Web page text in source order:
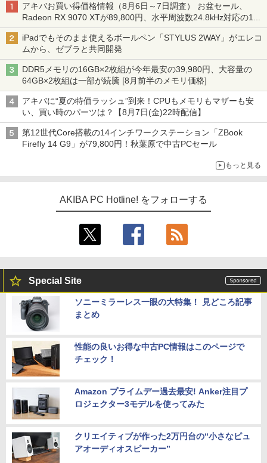
アキバお買い得価格情報（8月6日～7日調査） お盆セール、
Radeon RX 9070 XTが89,800円、水平周波数24.8kHz対応の17
型モニターが9,801円、暑さ指数連動セール ほか
iPadでもそのまま使えるボールペン「STYLUS 2WAY」がエレコ
ムから、ゼブラと共同開発
DDR5メモリの16GB×2枚組が今年最安の39,980円、大容量の
64GB×2枚組は一部が続騰 [8月前半のメモリ価格]
アキバに“夏の特価ラッシュ”到来！CPUもメモリもマザーも安
い、買い時のパーツは？【8月7日(金)22時配信】
第12世代Core搭載の14インチワークステーション「ZBook
Firefly 14 G9」が79,800円！秋葉原で中古PCセール
もっと見る
AKIBA PC Hotline! をフォローする
Special Site
ソニーミラーレス一眼の大特集！ 見どころ記事
まとめ
性能の良いお得な中古PC情報はこのページで
チェック！
Amazon プライムデー過去最安! Anker注目プ
ロジェクター3モデルを使ってみた
クリエイティブが作った2万円台の“小さなピュ
アオーディオスピーカー”